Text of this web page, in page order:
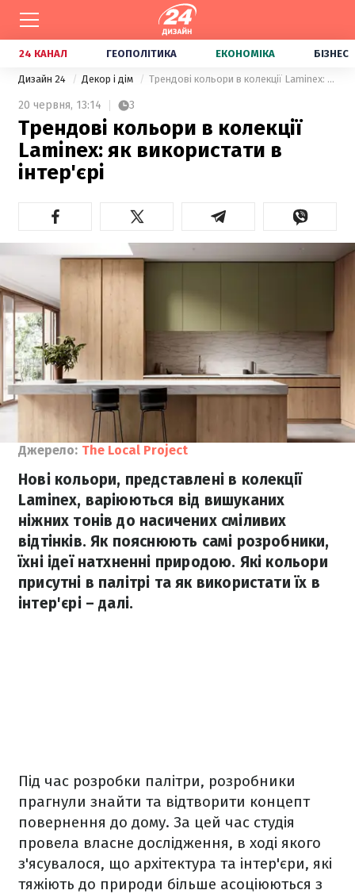
24 КАНАЛ ГЕОПОЛІТИКА ЕКОНОМІКА БІЗНЕС
Дизайн 24 Декор і дім Трендові кольори в колекції Laminex: як використати в інтер'єрі
20 червня, 13:14 3
Трендові кольори в колекції
Laminex: як використати в
інтер'єрі
Джерело: The Local Project
Нові кольори, представлені в колекції
Laminex, варіюються від вишуканих
ніжних тонів до насичених сміливих
відтінків. Як пояснюють самі розробники,
їхні ідеї натхненні природою. Які кольори
присутні в палітрі та як використати їх в
інтер'єрі – далі.
Під час розробки палітри, розробники
прагнули знайти та відтворити концепт
повернення до дому. За цей час студія
провела власне дослідження, в ході якого
з'ясувалося, що архітектура та інтер'єри, які
тяжіють до природи більше асоціюються з